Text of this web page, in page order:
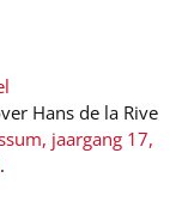
Hans de la Rive
jaargang 17,
.